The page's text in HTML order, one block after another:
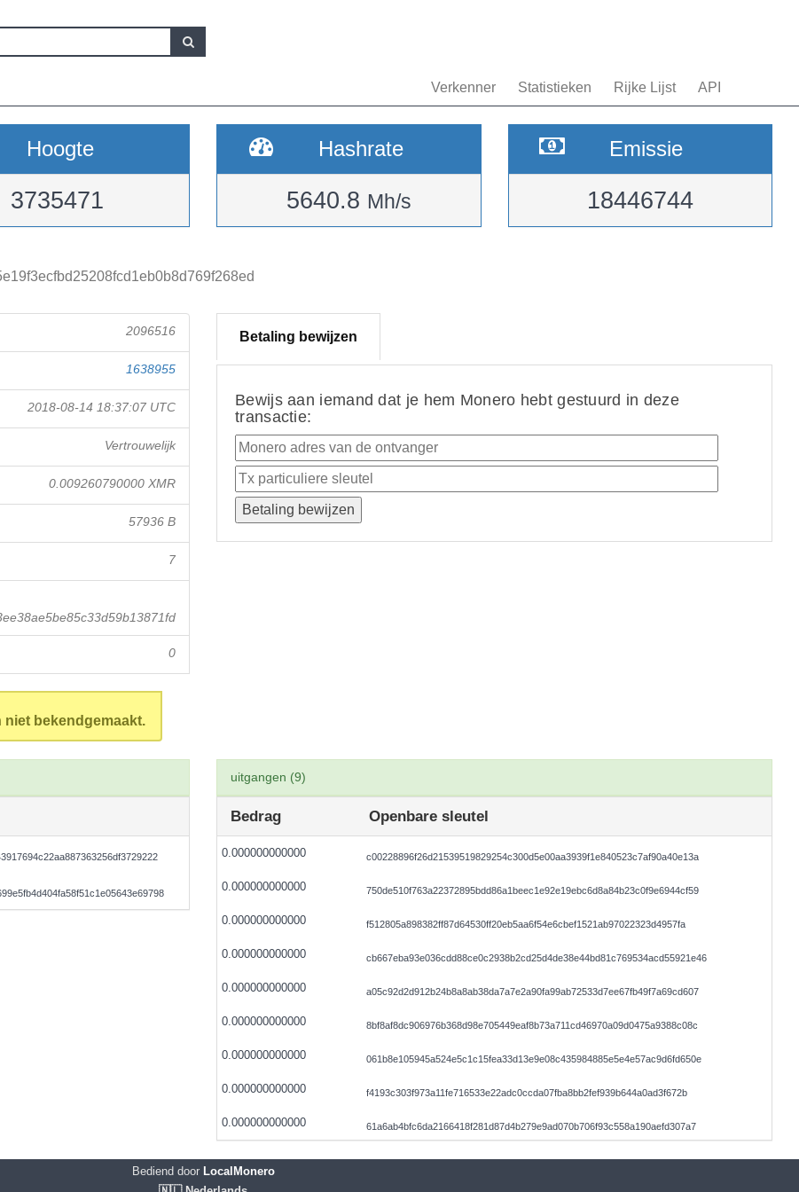
Verkenner Statistieken Rijke Lijst API
Hoogte
3735471
Hashrate
5640.8 Mh/s
Emissie
18446744
2096516
1638955
2018-08-14 18:37:07 UTC
Vertrouwelijk
0.009260790000 XMR
57936 B
7
0
bekendgemaakt.
Betaling bewijzen
Bewijs aan iemand dat je hem Monero hebt gestuurd in deze
transactie:
uitgangen (9)
Bedrag Openbare sleutel
0.000000000000 c00228896f26d21539519829254c300d5e00aa3939f1e840523c7af90a40e13a
0.000000000000 750de510f763a22372895bdd86a1beec1e92e19ebc6d8a84b23c0f9e6944cf59
0.000000000000 f512805a898382ff87d64530ff20eb5aa6f54e6cbef1521ab97022323d4957fa
0.000000000000 cb667eba93e036cdd88ce0c2938b2cd25d4de38e44bd81c769534acd55921e46
0.000000000000 a05c92d2d912b24b8a8ab38da7a7e2a90fa99ab72533d7ee67fb49f7a69cd607
0.000000000000 8bf8af8dc906976b368d98e705449eaf8b73a711cd46970a09d0475a9388c08c
0.000000000000 061b8e105945a524e5c1c15fea33d13e9e08c435984885e5e4e57ac9d6fd650e
0.000000000000 f4193c303f973a11fe716533e22adc0ccda07fba8bb2fef939b644a0ad3f672b
0.000000000000 61a6ab4bfc6da2166418f281d87d4b279e9ad070b706f93c558a190aefd307a7
Bediend doorLocalMonero